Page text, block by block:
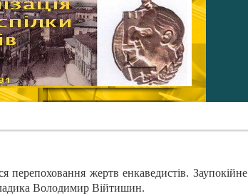
перепоховання жертв енкаведистів. Заупокійне
Володимир Війтишин.